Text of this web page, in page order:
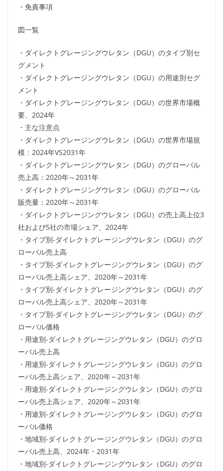
・免責事項
図一覧
・ダイレクトグレージングウレタン（DGU）のタイプ別セ
グメント
・ダイレクトグレージングウレタン（DGU）の用途別セグ
メント
・ダイレクトグレージングウレタン（DGU）の世界市場概
要、2024年
・主な注意点
・ダイレクトグレージングウレタン（DGU）の世界市場規
模：2024年VS2031年
・ダイレクトグレージングウレタン（DGU）のグローバル
売上高：2020年～2031年
・ダイレクトグレージングウレタン（DGU）のグローバル
販売量：2020年～2031年
・ダイレクトグレージングウレタン（DGU）の売上高上位3
社および5社の市場シェア、2024年
・タイプ別-ダイレクトグレージングウレタン（DGU）のグ
ローバル売上高
・タイプ別-ダイレクトグレージングウレタン（DGU）のグ
ローバル売上高シェア、2020年～2031年
・タイプ別-ダイレクトグレージングウレタン（DGU）のグ
ローバル売上高シェア、2020年～2031年
・タイプ別-ダイレクトグレージングウレタン（DGU）のグ
ローバル価格
・用途別-ダイレクトグレージングウレタン（DGU）のグロ
ーバル売上高
・用途別-ダイレクトグレージングウレタン（DGU）のグロ
ーバル売上高シェア、2020年～2031年
・用途別-ダイレクトグレージングウレタン（DGU）のグロ
ーバル売上高シェア、2020年～2031年
・用途別-ダイレクトグレージングウレタン（DGU）のグロ
ーバル価格
・地域別-ダイレクトグレージングウレタン（DGU）のグロ
ーバル売上高、2024年・2031年
・地域別-ダイレクトグレージングウレタン（DGU）のグロ